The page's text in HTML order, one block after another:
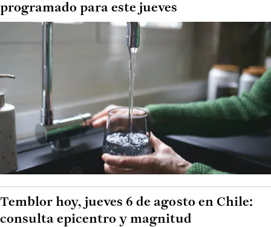
programado para este jueves
Temblor hoy, jueves 6 de agosto en Chile:
consulta epicentro y magnitud